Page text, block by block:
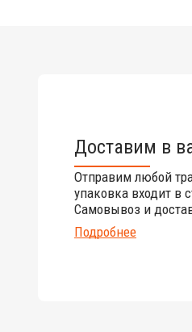
Доставим в
Отправим любой
упаковка входит в
Самовывоз и
Подробнее